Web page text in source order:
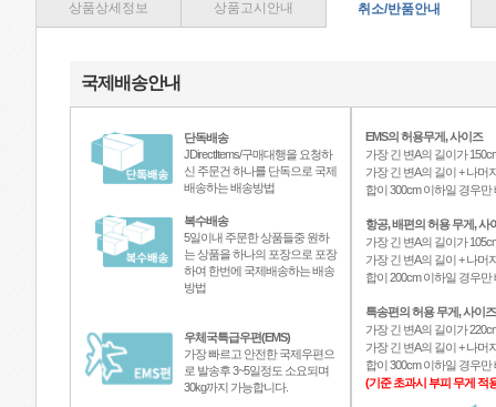
상품상세정보 상품고시안내 취소/반품안내
국제배송안내
단독배송
JDirectItems/구매대행을 요청하
신 주문건 하나를 단독으로 국제
배송하는 배송방법
복수배송
5일이내 주문한 상품들중 원하
는 상품을 하나의 포장으로 포장
하여 한번에 국제배송하는 배송
방법
우체국특급우편(EMS)
가장 빠르고 안전한 국제우편으
로 발송후 3~5일정도 소요되며
30kg까지 가능합니다.
EMS의 허용무게, 사이즈
가장 긴 변A의 길이가
가장 긴 변A의 길이 + 나머
합이 300cm 이하일 경우만
항공, 배편의 허용 무게, 사
가장 긴 변A의 길이가
가장 긴 변A의 길이 + 나머
합이 200cm 이하일 경우만
특송편의 허용 무게, 사이즈
가장 긴 변A의 길이가
가장 긴 변A의 길이 + 나머
합이 300cm 이하일 경우만
(기준 초과시 부피 무게 적